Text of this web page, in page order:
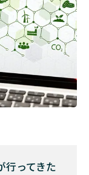
行ってきた